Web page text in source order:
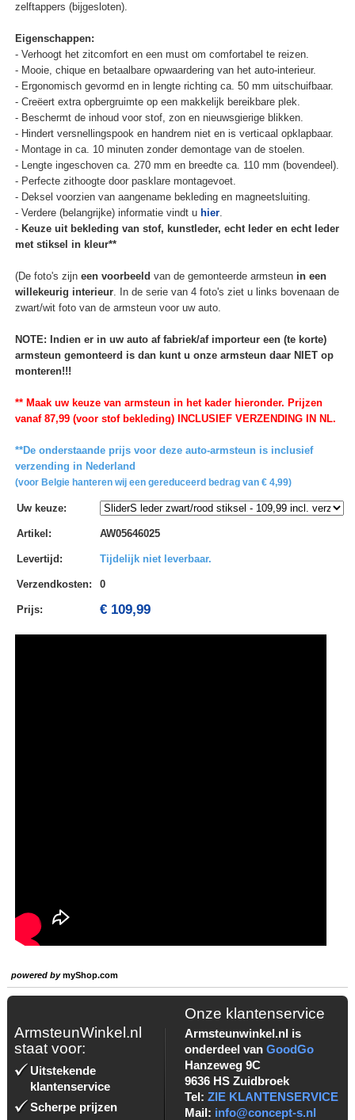
zelftappers (bijgesloten).
Eigenschappen:
- Verhoogt het zitcomfort en een must om comfortabel te reizen.
- Mooie, chique en betaalbare opwaardering van het auto-interieur.
- Ergonomisch gevormd en in lengte richting ca. 50 mm uitschuifbaar.
- Creëert extra opbergruimte op een makkelijk bereikbare plek.
- Beschermt de inhoud voor stof, zon en nieuwsgierige blikken.
- Hindert versnellingspook en handrem niet en is verticaal opklapbaar.
- Montage in ca. 10 minuten zonder demontage van de stoelen.
- Lengte ingeschoven ca. 270 mm en breedte ca. 110 mm (bovendeel).
- Perfecte zithoogte door pasklare montagevoet.
- Deksel voorzien van aangename bekleding en magneetsluiting.
- Verdere (belangrijke) informatie vindt u hier.
- Keuze uit bekleding van stof, kunstleder, echt leder en echt leder
met stiksel in kleur**
(De foto's zijn een voorbeeld van de gemonteerde armsteun in een
willekeurig interieur. In de serie van 4 foto's ziet u links bovenaan de
zwart/wit foto van de armsteun voor uw auto.
NOTE: Indien er in uw auto af fabriek/af importeur een (te korte)
armsteun gemonteerd is dan kunt u onze armsteun daar NIET op
monteren!!!
** Maak uw keuze van armsteun in het kader hieronder. Prijzen
vanaf 87,99 (voor stof bekleding) INCLUSIEF VERZENDING IN NL.
**De onderstaande prijs voor deze auto-armsteun is inclusief
verzending in Nederland
(voor Belgie hanteren wij een gereduceerd bedrag van € 4,99)
Uw keuze:
Artikel : AW05646025
Levertijd : Tijdelijk niet leverbaar.
Verzendkosten: 0
Prijs: € 109,99
powered bymyShop.com
ArmsteunWinkel.nl
staat voor:
Uitstekende
klantenservice
Scherpe prijzen
Onze klantenservice
Armsteunwinkel.nl is
onderdeel van GoodGo
Hanzeweg 9C
9636 HS Zuidbroek
Tel: ZIE KLANTENSERVICE
Mail: info@concept-s.nl